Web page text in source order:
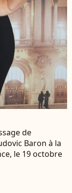
de
Baron à la
le 19 octobre